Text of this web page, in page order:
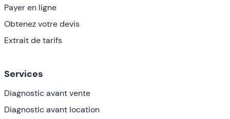
Payer en ligne
Obtenez votre devis
Extrait de tarifs
Services
Diagnostic avant vente
Diagnostic avant location